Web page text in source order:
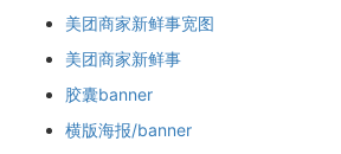
美团商家新鲜事宽图
美团商家新鲜事
胶囊banner
横版海报/banner